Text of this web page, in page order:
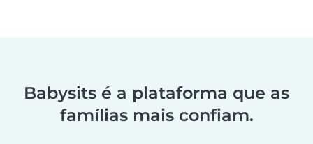
Babysits é a plataforma que as
famílias mais confiam.